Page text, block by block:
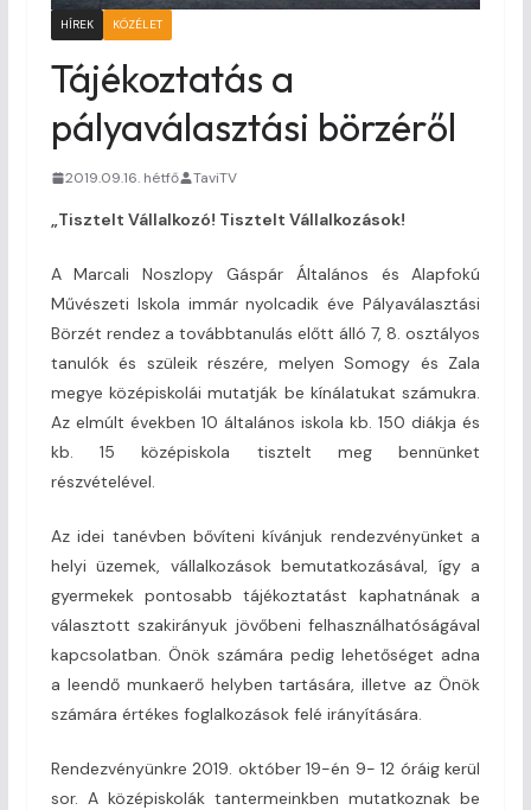
HÍREK KÖZÉLET
Tájékoztatás a
pályaválasztási börzéről
2019.09.16. hétfő TaviTV
„Tisztelt Vállalkozó! Tisztelt Vállalkozások!
A Marcali Noszlopy Gáspár Általános és Alapfokú
Művészeti Iskola immár nyolcadik éve Pályaválasztási
Börzét rendez a továbbtanulás előtt álló 7, 8. osztályos
tanulók és szüleik részére, melyen Somogy és Zala
megye középiskolái mutatják be kínálatukat számukra.
Az elmúlt években 10 általános iskola kb. 150 diákja és
kb. 15 középiskola tisztelt meg bennünket
részvételével.
Az idei tanévben bővíteni kívánjuk rendezvényünket a
helyi üzemek, vállalkozások bemutatkozásával, így a
gyermekek pontosabb tájékoztatást kaphatnának a
választott szakirányuk jövőbeni felhasználhatóságával
kapcsolatban. Önök számára pedig lehetőséget adna
a leendő munkaerő helyben tartására, illetve az Önök
számára értékes foglalkozások felé irányítására.
Rendezvényünkre 2019. október 19-én 9- 12 óráig kerül
sor. A középiskolák tantermeinkben mutatkoznak be